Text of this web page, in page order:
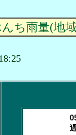
ち雨量(地
刻 18:25